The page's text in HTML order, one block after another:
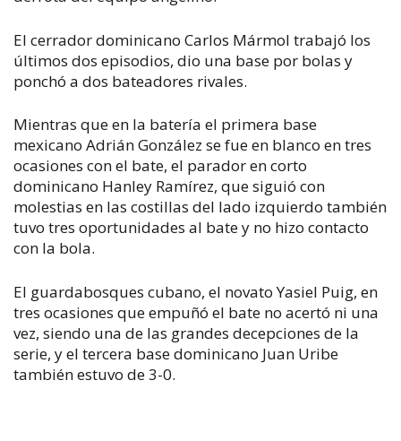
El cerrador dominicano Carlos Mármol trabajó los
últimos dos episodios, dio una base por bolas y
ponchó a dos bateadores rivales.
Mientras que en la batería el primera base
mexicano Adrián González se fue en blanco en tres
ocasiones con el bate, el parador en corto
dominicano Hanley Ramírez, que siguió con
molestias en las costillas del lado izquierdo también
tuvo tres oportunidades al bate y no hizo contacto
con la bola.
El guardabosques cubano, el novato Yasiel Puig, en
tres ocasiones que empuñó el bate no acertó ni una
vez, siendo una de las grandes decepciones de la
serie, y el tercera base dominicano Juan Uribe
también estuvo de 3-0.